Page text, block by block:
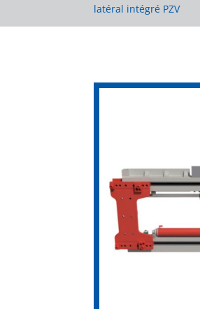
latéral intégré PZV